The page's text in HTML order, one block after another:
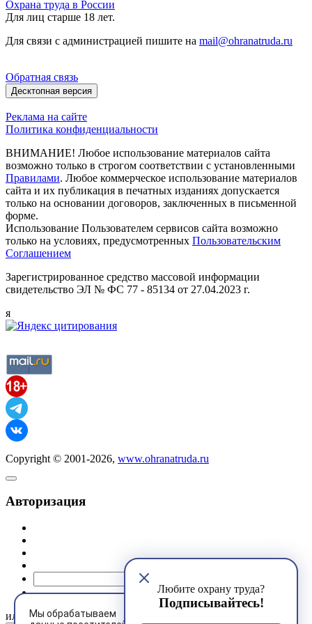
Мы обрабатываем
Любите охрану труда?
Подписывайтесь!
Охрана труда в России
Для лиц старше 18 лет.
Для связи с администрацией пишите на mail@ohranatruda.ru
Обратная связь
Десктопная версия
Реклама на сайте
Политика конфиденциальности
ВНИМАНИЕ! Любое использование материалов сайта
возможно только в строгом соответствии с установленными
Правилами. Любое коммерческое использование материалов
сайта и их публикация в печатных изданиях допускается
только на основании договоров, заключенных в письменной
форме.
Использование Пользователем сервисов сайта возможно
только на условиях, предусмотренных Пользовательским
Соглашением
Зарегистрированное средство массовой информации
свидетельство ЭЛ № ФС 77 - 85134 от 27.04.2023 г.
я
Copyright © 2001-2026, www.ohranatruda.ru
Авторизация
или